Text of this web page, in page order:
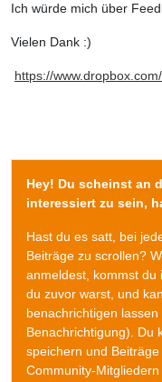
Ich würde mich über
Vielen Dank :)
https://www.dropbox.com/
Hey! Du scheinst an
interessiert zu sein,
Hast du es satt, bei
Beiträge zu scrollen?
anmeldest, kommst du
du zuvor warst, und
benachrichtigen
Benachrichtigung). Du
speichern und
Community-